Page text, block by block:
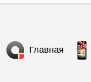
Главная